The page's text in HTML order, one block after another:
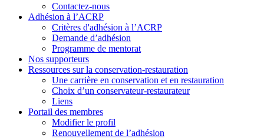
Contactez-nous
Adhésion à l’ACRP
Critères d'adhésion à l’ACRP
Demande d’adhésion
Programme de mentorat
Nos supporteurs
Ressources sur la conservation-restauration
Une carrière en conservation et en restauration
Choix d’un conservateur-restaurateur
Liens
Portail des membres
Modifier le profil
Renouvellement de l’adhésion